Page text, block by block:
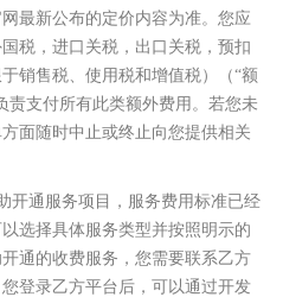
最新公布的定价内容为准。您应
税，进口关税，出口关税，预扣
销售税、使用税和增值税）（“额
责支付所有此类额外费用。若您未
面随时中止或终止向您提供相关
开通服务项目，服务费用标准已经
选择具体服务类型并按照明示的
通的收费服务，您需要联系乙方
登录乙方平台后，可以通过开发